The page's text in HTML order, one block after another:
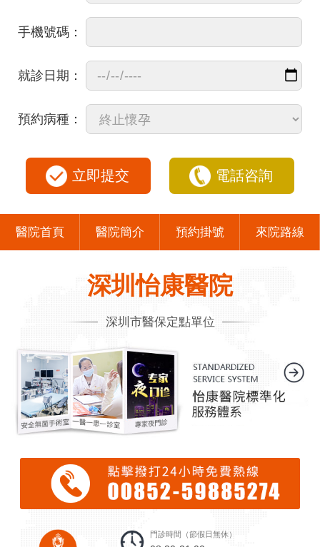
手機號碼：
就診日期：
預約病種：
立即提交 電話咨詢
醫院首頁 醫院簡介 預約掛號 來院路線
深圳怡康醫院
深圳市醫保定點單位
門診時間（節假日無休）